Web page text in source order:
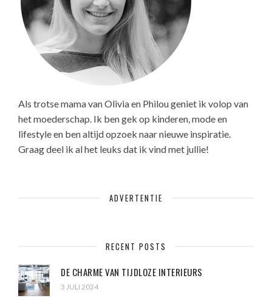
Als trotse mama van Olivia en Philou geniet ik volop van
het moederschap. Ik ben gek op kinderen, mode en
lifestyle en ben altijd opzoek naar nieuwe inspiratie.
Graag deel ik al het leuks dat ik vind met jullie!
ADVERTENTIE
RECENT POSTS
DE CHARME VAN TIJDLOZE INTERIEURS
3 JULI 2024